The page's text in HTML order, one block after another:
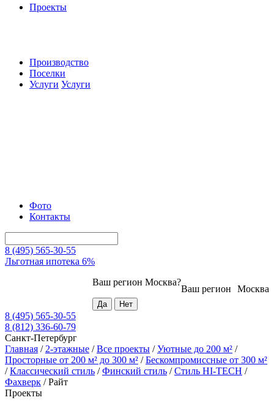
Проекты
Производство
Поселки
Услуги Услуги
Фото
Контакты
8 (495) 565-30-55
Льготная ипотека 6%
Москва
Ваш регион
Ваш регион Москва?
8 (495) 565-30-55
8 (812) 336-60-79
Санкт-Петербург
Главная / 2-этажные /Все проекты /Уютные до 200 м² /
Просторные от 200 м² до 300 м² /Бескомпромиссные от 300 м²
/Классический стиль /Финский стиль /Стиль HI-TECH /
Фахверк /Райт
Проекты